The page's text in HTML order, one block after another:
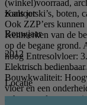
(winkel)voorraad,
zoals jetski’s, boten,
Ook ZZP’ers
Kenmerken van de
op de begane grond.
hoog Entresolvloer:
Elektrisch
Bouwkwaliteit:
vloer en een
achterwand voor
Kantoor
Bouwjaar
2012
Locatie